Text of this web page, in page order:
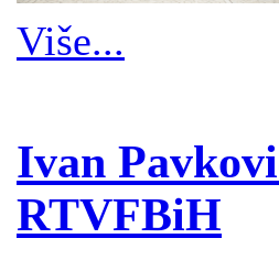
Više...
Ivan
RTVFBiH